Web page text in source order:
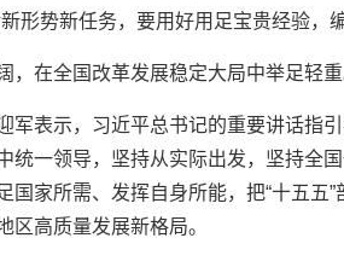
形势新任务，要用好用足宝贵经验，
，在全国改革发展稳定大局中举足轻重
军表示，习近平总书记的重要讲话指
统一领导，坚持从实际出发，坚持全
国家所需、发挥自身所能，把“十五五
区高质量发展新格局。